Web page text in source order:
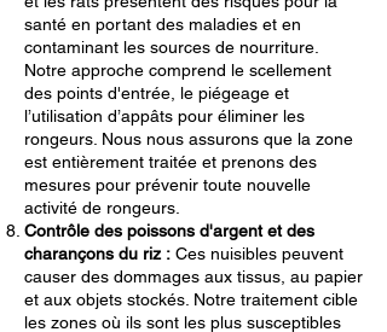
santé en portant des maladies et en
contaminant les sources de nourriture.
Notre approche comprend le scellement
des points d'entrée, le piégeage et
l’utilisation d’appâts pour éliminer les
rongeurs. Nous nous assurons que la zone
est entièrement traitée et prenons des
mesures pour prévenir toute nouvelle
activité de rongeurs.
Contrôle des poissons d'argent et des
charançons du riz : Ces nuisibles peuvent
causer des dommages aux tissus, au papier
et aux objets stockés. Notre traitement cible
les zones où ils sont les plus susceptibles